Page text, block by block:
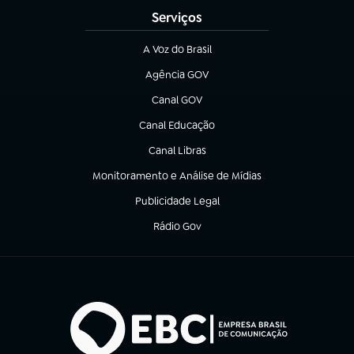
Serviços
A Voz do Brasil
(abre em nova aba)
Agência GOV
(abre em nova aba)
Canal GOV
(abre em nova aba)
Canal Educação
(abre em nova aba)
Canal Libras
(abre em nova aba)
Monitoramento e Análise de Mídias
(abre em nova aba)
Publicidade Legal
(abre em nova aba)
Rádio Gov
(abre em nova aba)